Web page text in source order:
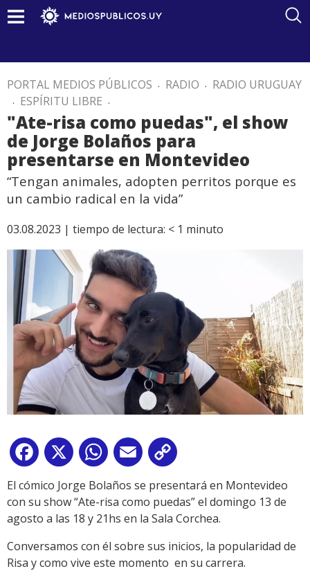
PORTAL MEDIOS PÚBLICOS . RADIO . RADIO URUGUAY
. ESPÍRITU LIBRE .
"Ate-risa como puedas", el show
de Jorge Bolaños para
presentarse en Montevideo
“Tengan animales, adopten perritos porque es
un cambio radical en la vida”
03.08.2023 | tiempo de lectura: < 1 minuto
Facebook
X WhatsApp
Email
Link
El cómico Jorge Bolaños se presentará en Montevideo
con su show “Ate-risa como puedas” el domingo 13 de
agosto a las 18 y 21hs en la Sala Corchea.
Conversamos con él sobre sus inicios, la popularidad de
Risa y como vive este momento en su carrera.